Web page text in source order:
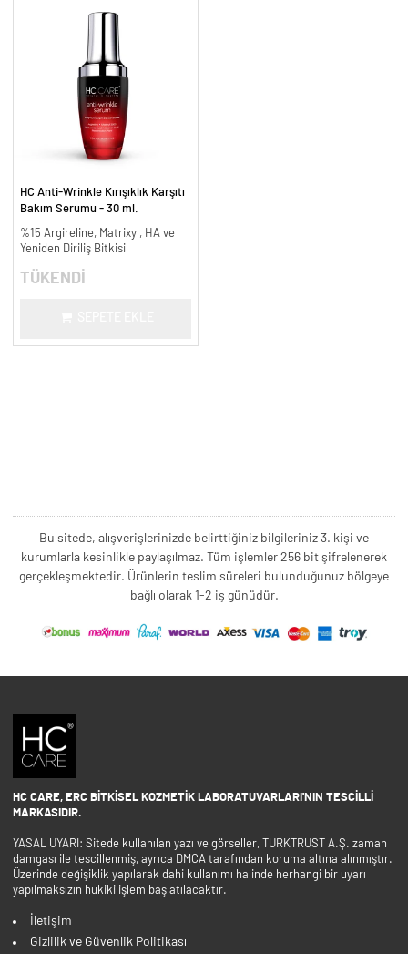
HC Anti-Wrinkle Kırışıklık Karşıtı
Bakım Serumu - 30 ml.
%15 Argireline, Matrixyl, HA ve
Yeniden Diriliş Bitkisi
TÜKENDİ
Bu sitede, alışverişlerinizde belirttiğiniz bilgileriniz 3. kişi ve
kurumlarla kesinlikle paylaşılmaz. Tüm işlemler 256 bit şifrelenerek
gerçekleşmektedir. Ürünlerin teslim süreleri bulunduğunuz bölgeye
bağlı olarak 1-2 iş günüdür.
HC CARE, ERC BITKISEL KOZMETIK LABORATUVARLARI'NIN TESCILLI
MARKASIDIR.
YASAL UYARI: Sitede kullanılan yazı ve görseller, TURKTRUST A.Ş. zaman
damgası ile tescillenmiş, ayrıca DMCA tarafından koruma altına alınmıştır.
Üzerinde değişiklik yapılarak dahi kullanımı halinde herhangi bir uyarı
yapılmaksızın hukiki işlem başlatılacaktır.
İletişim
Gizlilik ve Güvenlik Politikası